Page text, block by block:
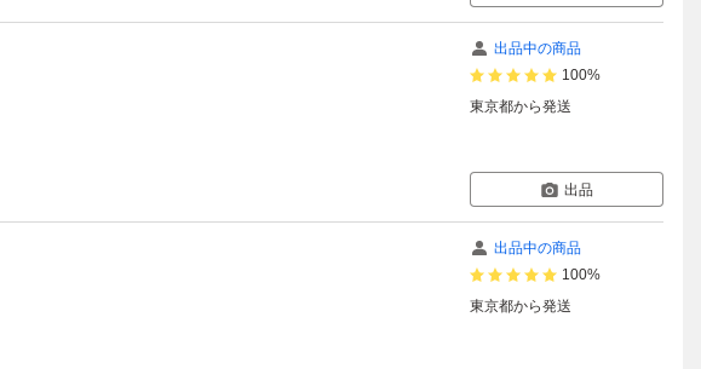
出品中の商品
100%
東京都から発送
出品
出品中の商品
100%
東京都から発送